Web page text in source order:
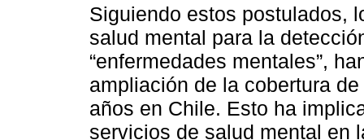
Siguiendo estos postulados,
salud mental para la
“enfermedades mentales”,
ampliación de la cobertura
años en Chile. Esto ha
servicios de salud mental en